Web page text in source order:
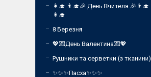
👩‍🎓 👨‍🎓🎉 День Вчителя 🎉👨‍🎓
👩‍🎓
8 Березня
💖💌День Валентина💌💖
Рушники та серветки (з тканини)
✨✨✨Пасха✨✨✨